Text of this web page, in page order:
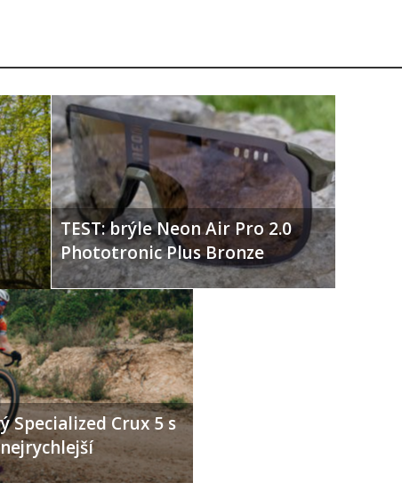
TEST: brýle Neon Air Pro 2.0
Phototronic Plus Bronze
Specialized Crux 5 s